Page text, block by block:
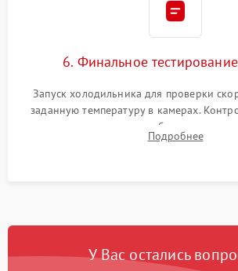
6. Финальное
Запуск холодильника для проверки
заданную температуру в камерах.
компрессора, отсутствия обмерзания
срабатывания системыПодробнее
У Вас остались